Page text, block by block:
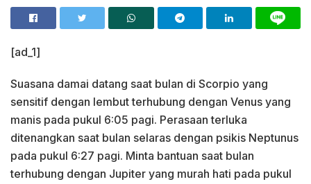
[ad_1]
Suasana damai datang saat bulan di Scorpio yang
sensitif dengan lembut terhubung dengan Venus yang
manis pada pukul 6:05 pagi. Perasaan terluka
ditenangkan saat bulan selaras dengan psikis Neptunus
pada pukul 6:27 pagi. Minta bantuan saat bulan
terhubung dengan Jupiter yang murah hati pada pukul